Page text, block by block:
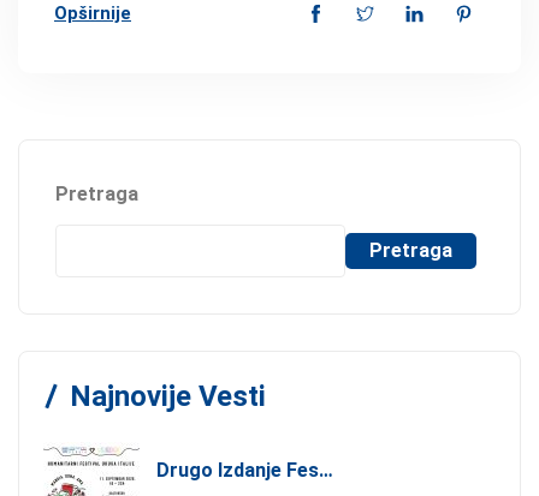
Opširnije
Pretraga
Pretraga
Najnovije Vesti
Drugo Izdanje Festivala JEDI.VOLI.DONIRAJ: Spoj Gastronomije I Solidarnosti